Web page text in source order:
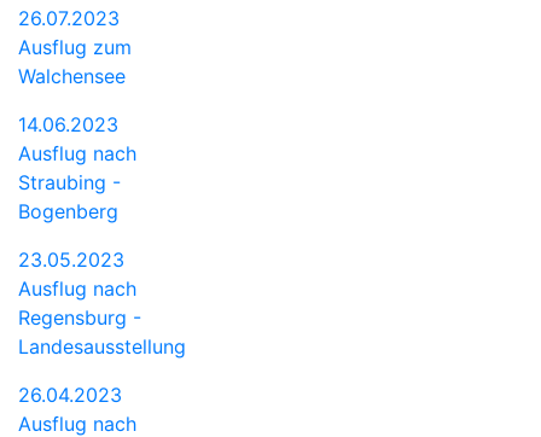
26.07.2023
Ausflug zum
Walchensee
14.06.2023
Ausflug nach
Straubing -
Bogenberg
23.05.2023
Ausflug nach
Regensburg -
Landesausstellung
26.04.2023
Ausflug nach